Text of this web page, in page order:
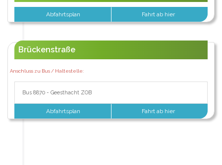
Abfahrtsplan Fahrt ab hier
Brückenstraße
Anschluss zu Bus / Haltestelle:
Bus 8870 - Geesthacht ZOB
Abfahrtsplan Fahrt ab hier